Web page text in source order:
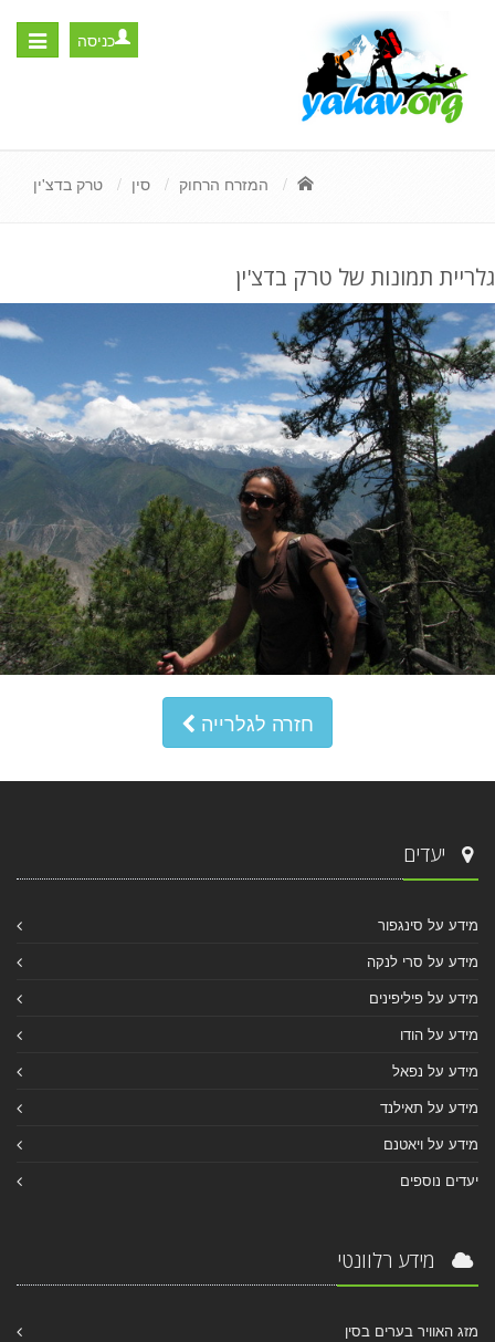
Toggle
כניסה
המזרח הרחוק סין טרק בדצ'ין
גלריית תמונות של טרק בדצ'ין
חזרה לגלרייה
יעדים
מידע על סינגפור
מידע על סרי לנקה
מידע על פיליפינים
מידע על הודו
מידע על נפאל
מידע על תאילנד
מידע על ויאטנם
יעדים נוספים
מידע רלוונטי
מזג האוויר בערים בסין